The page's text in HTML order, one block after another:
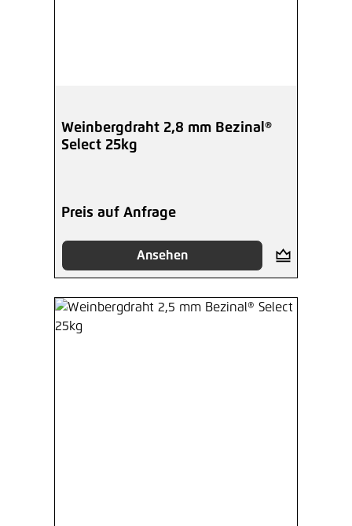
Weinbergdraht 2,8 mm Bezinal®
Select 25kg
Preis auf Anfrage
Ansehen